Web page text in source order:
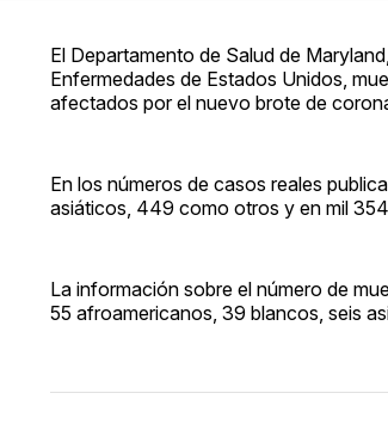
El Departamento de Salud de
Enfermedades de Estados Unidos,
afectados por el nuevo brote de
En los números de casos reales
asiáticos, 449 como otros y en mil
La información sobre el número de
55 afroamericanos, 39 blancos, seis